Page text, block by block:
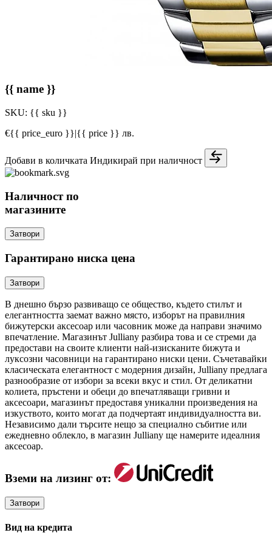
{{ name }}
SKU: {{ sku }}
€{{ price_euro }}|{{ price }} лв.
Добави в количката Индикирай при наличност
Наличност по
магазините
Затвори
Гарантирано ниска цена
Затвори
В днешно бързо развиващо се общество, където стилът и
елегантността заемат важно място, изборът на правилния
бижутерски аксесоар или часовник може да направи значимо
впечатление. Магазинът Julliany разбира това и се стреми да
предостави на своите клиенти най-изисканите бижута и
луксозни часовници на гарантирано ниски цени. Съчетавайки
класическата елегантност с модерния дизайн, Julliany предлага
разнообразие от избори за всеки вкус и стил. От деликатни
колиета, пръстени и обеци до впечатляващи гривни и
аксесоари, магазинът предоставя уникални произведения на
изкуството, които могат да подчертаят индивидуалността ви.
Независимо дали търсите нещо за специално събитие или
ежедневно облекло, в магазин Julliany ще намерите идеалния
аксесоар.
Вземи на лизинг от:
Затвори
Вид на кредита